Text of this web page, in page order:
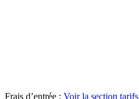
Frais d’entrée : Voir la section tarifs